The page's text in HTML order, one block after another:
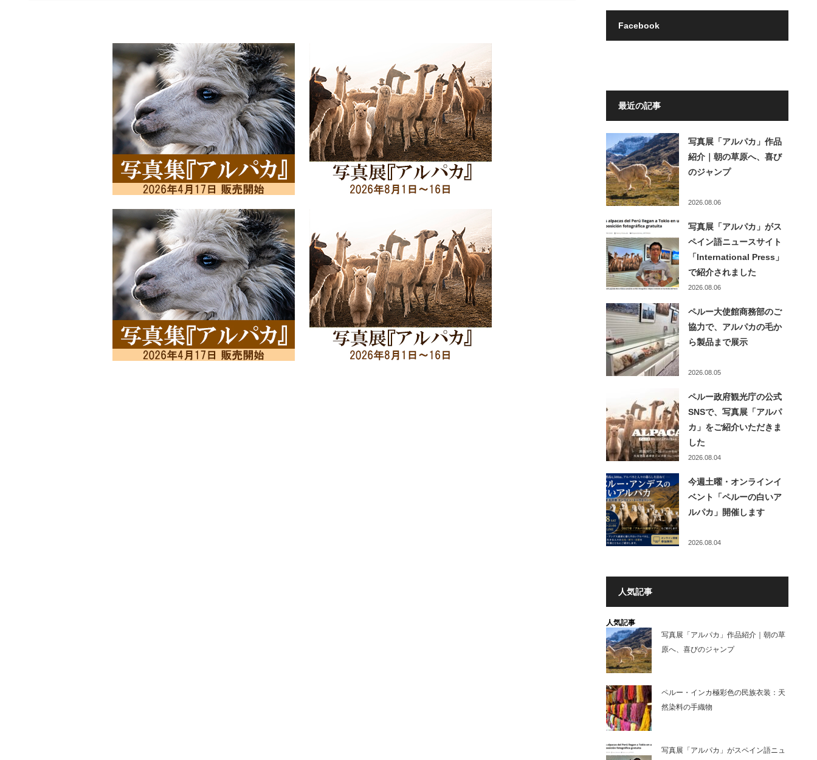
Facebook
最近の記事
写真展「アルパカ」作品
紹介｜朝の草原へ、喜び
のジャンプ
2026.08.06
写真展「アルパカ」がス
ペイン語ニュースサイト
「International Press」
で紹介されました
2026.08.06
ペルー大使館商務部のご
協力で、アルパカの毛か
ら製品まで展示
2026.08.05
ペルー政府観光庁の公式
SNSで、写真展「アルパ
カ」をご紹介いただきま
した
2026.08.04
今週土曜・オンラインイ
ベント「ペルーの白いア
ルパカ」開催します
2026.08.04
人気記事
人気記事
写真展「アルパカ」作品紹介｜朝の草
原へ、喜びのジャンプ
ペルー・インカ極彩色の民族衣装：天
然染料の手織物
写真展「アルパカ」がスペイン語ニュ